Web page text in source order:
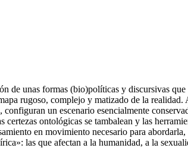
de unas formas (bio)políticas y discursivas
rugoso, complejo y matizado de la
un escenario esencialmente
ontológicas se tambalean y las
en movimiento necesario para
las que afectan a la humanidad, a la